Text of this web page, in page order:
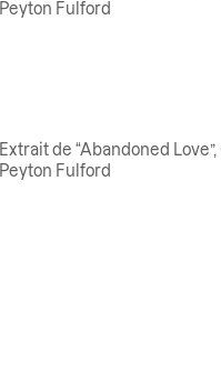
Peyton Fulford
Extrait de “Abandoned
Peyton Fulford